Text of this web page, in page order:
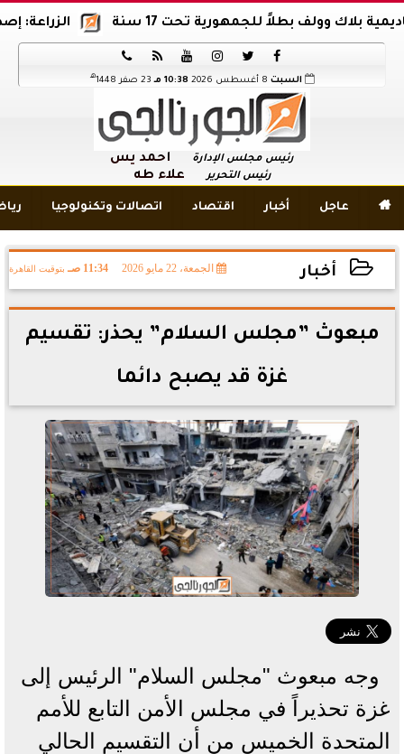
الزراعة: إصدار 12 ألف موافقة وتصريح بالمبيدات خلال 6 شهور بطلاً للجمهورية تحت 17 سنة






السبت 10:38 مـ 23 صفر 1448 هـ
رئيس مجلس الإدارة أحمد يس
رئيس التحرير علاء طه
 عاجل أخبار اقتصاد اتصالات وتكنولوجيا
أخبار الجمعة، 22 مايو 2026 11:34 صـ بتوقيت القاهرة
2026-05-22 11:34:40
مبعوث ”مجلس السلام” يحذر: تقسيم
غزة قد يصبح دائما
وجه مبعوث "مجلس السلام" الرئيس إلى
غزة تحذيراً في مجلس الأمن التابع للأمم
المتحدة الخميس من أن التقسيم الحالي